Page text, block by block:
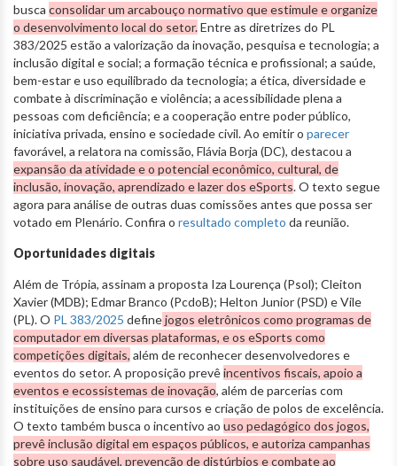
busca consolidar um arcabouço normativo que estimule e organize
o desenvolvimento local do setor.Entre as diretrizes do PL
383/2025 estão a valorização da inovação, pesquisa e tecnologia; a
inclusão digital e social; a formação técnica e profissional; a saúde,
bem-estar e uso equilibrado da tecnologia; a ética, diversidade e
combate à discriminação e violência; a acessibilidade plena a
pessoas com deficiência; e a cooperação entre poder público,
iniciativa privada, ensino e sociedade civil. Ao emitir o parecer
favorável, a relatora na comissão, Flávia Borja (DC), destacou a
expansão da atividade e o potencial econômico, cultural, de
inclusão, inovação, aprendizado e lazer dos eSports. O texto segue
agora para análise de outras duas comissões antes que possa ser
votado em Plenário. Confira o resultado completo da reunião.
Oportunidades digitais
Além de Trópia, assinam a proposta Iza Lourença (Psol); Cleiton
Xavier (MDB); Edmar Branco (PcdoB); Helton Junior (PSD) e Vile
(PL). O PL 383/2025 definejogos eletrônicos como programas de
computador em diversas plataformas, e os eSports como
competições digitais, além de reconhecer desenvolvedores e
eventos do setor. A proposição prevêincentivos fiscais, apoio a
eventos e ecossistemas de inovação, além de parcerias com
instituições de ensino para cursos e criação de polos de excelência.
O texto também busca o incentivo ao uso pedagógico dos jogos,
prevê inclusão digital em espaços públicos, e autoriza campanhas
sobre uso saudável, prevenção de distúrbios e combate ao